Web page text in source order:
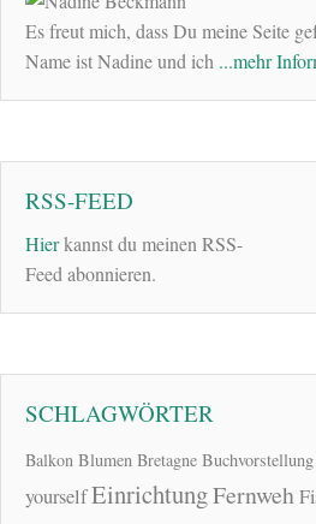
Es freut mich, dass Du meine Seite
Name ist Nadine und ich ...mehr
RSS-FEED
Hierkannst du meinen RSS-
Feed abonnieren.
SCHLAGWÖRTER
Balkon Blumen Bretagne Buchvorstellung
yourselfEinrichtungFernweh